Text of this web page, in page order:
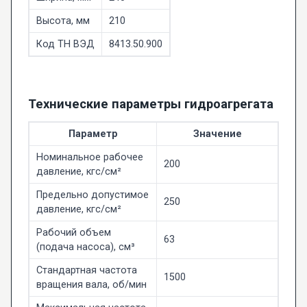
Высота, мм
210
Код ТН ВЭД
8413.50.900
Технические параметры гидроагрегата
Параметр
Значение
Номинальное рабочее
давление, кгс/см²
200
Предельно допустимое
давление, кгс/см²
250
Рабочий объем
(подача насоса), см³
63
Стандартная частота
вращения вала, об/мин
1500